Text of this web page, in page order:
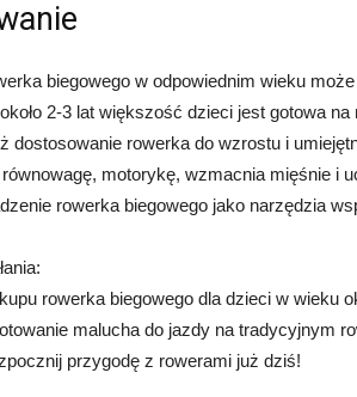
biegowego w odpowiednim wieku
2-3 lat większość dzieci jest gotowa na
dostosowanie rowerka do wzrostu i
motorykę, wzmacnia mięśnie i
rowerka biegowego jako narzędzia
rowerka biegowego dla dzieci w wieku
malucha do jazdy na tradycyjnym
przygodę z rowerami już dziś!